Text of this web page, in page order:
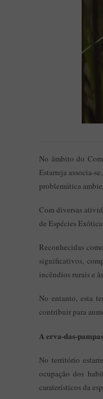
No âmbito do
Estarreja associa-
problemática
Com diversas
de Espécies
Reconhecidas
significativos,
incêndios rurais e
No entanto, esta
contribuir para
A erva-das-
No território
ocupação dos
caraterísticos da